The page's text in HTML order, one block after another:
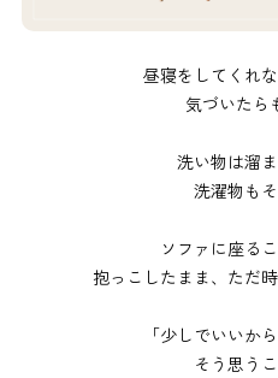
昼寝をしてくれ
気づいたら
洗い物は溜ま
洗濯物もそ
ソファに座る
抱っこしたまま、ただ
「少しでいいか
そう思うこ